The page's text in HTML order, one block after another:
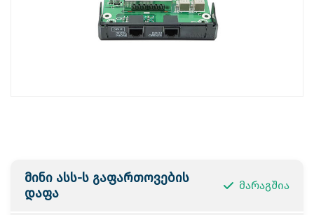
მინი ასს-ს გაფართოვების
დაფა
მარაგშია